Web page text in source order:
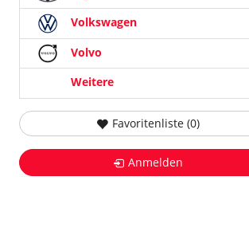
Volkswagen
Volvo
Weitere
Favoritenliste (0)
Anmelden